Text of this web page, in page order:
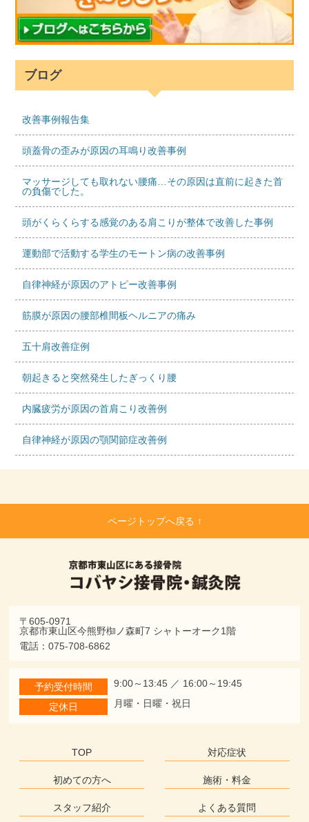
ブログ
改善事例報告集
頭蓋骨の歪みが原因の耳鳴り改善事例
マッサージしても取れない腰痛…その原因は直前に起きた首
の負傷でした。
頭がくらくらする感覚のある肩こりが整体で改善した事例
運動部で活動する学生のモートン病の改善事例
自律神経が原因のアトピー改善事例
筋膜が原因の腰部椎間板ヘルニアの痛み
五十肩改善症例
朝起きると突然発生したぎっくり腰
内臓疲労が原因の首肩こり改善例
自律神経が原因の顎関節症改善例
ページトップへ戻る ↑
〒605-0971
京都市東山区今熊野椥ノ森町7 シャトーオーク1階
電話：075-708-6862
予約受付時間 9:00～13:45 ／ 16:00～19:45
定休日 月曜・日曜・祝日
TOP 対応症状
初めての方へ 施術・料金
スタッフ紹介 よくある質問